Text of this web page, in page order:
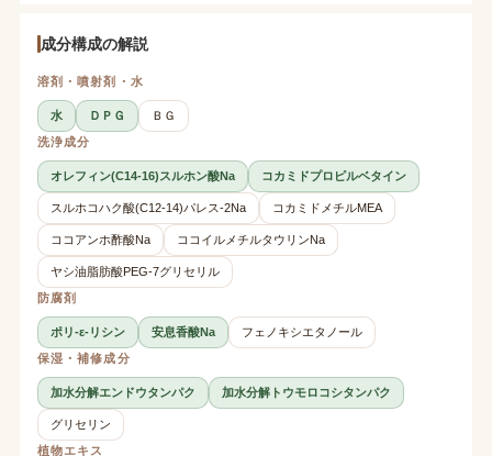
成分構成の解説
溶剤・噴射剤・水
水 ＤＰＧ
ＢＧ
洗浄成分
オレフィン(C14-16)スルホン酸Na コカミドプロピルベタイン
スルホコハク酸(C12-14)パレス-2Na コカミドメチルMEA
ココアンホ酢酸Na ココイルメチルタウリンNa
ヤシ油脂肪酸PEG-7グリセリル
防腐剤
ポリ-ε-リシン 安息香酸Na
フェノキシエタノール
保湿・補修成分
加水分解エンドウタンパク 加水分解トウモロコシタンパク
グリセリン
植物エキス